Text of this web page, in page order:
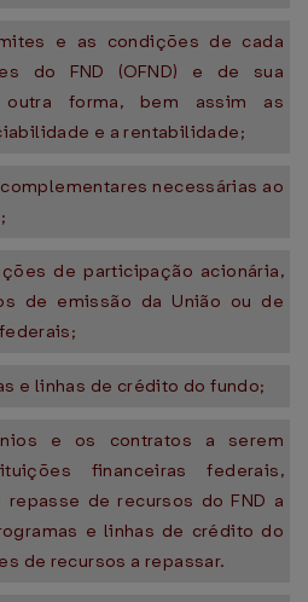
e as condições de cada
do FND (OFND) e de sua
outra forma, bem assim as
e a rentabilidade;
necessárias ao
de participação acionária,
de emissão da União ou de
e linhas de crédito do fundo;
e os contratos a serem
financeiras federais,
repasse de recursos do FND a
e linhas de crédito do
de recursos a repassar.